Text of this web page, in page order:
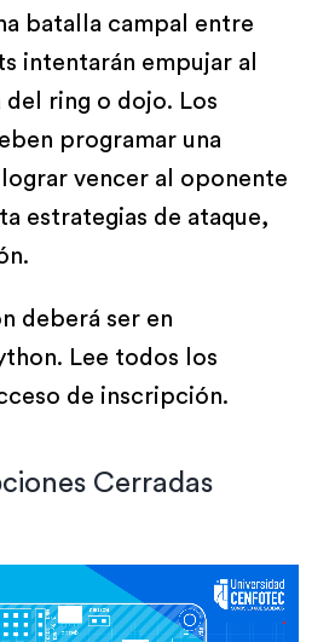
batalla campal entre
intentarán empujar al
ring o dojo. Los
programar una
vencer al oponente
estrategias de ataque,
deberá ser en
Lee todos los
de inscripción.
Cerradas